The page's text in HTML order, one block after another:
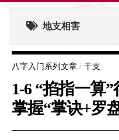
地支相害
八字入门系列文章 / 干支
1-6 “掐指一算
掌握“掌诀+罗